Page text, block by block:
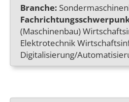
Branche:
(Maschinenbau)
Elektrotechnik
Digitalisierung/